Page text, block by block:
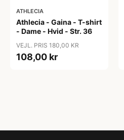
ATHLECIA
Athlecia - Gaina - T-shirt
- Dame - Hvid - Str. 36
VEJL. PRIS 180,00 KR
108,00 kr